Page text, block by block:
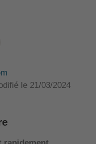
le 21/03/2024